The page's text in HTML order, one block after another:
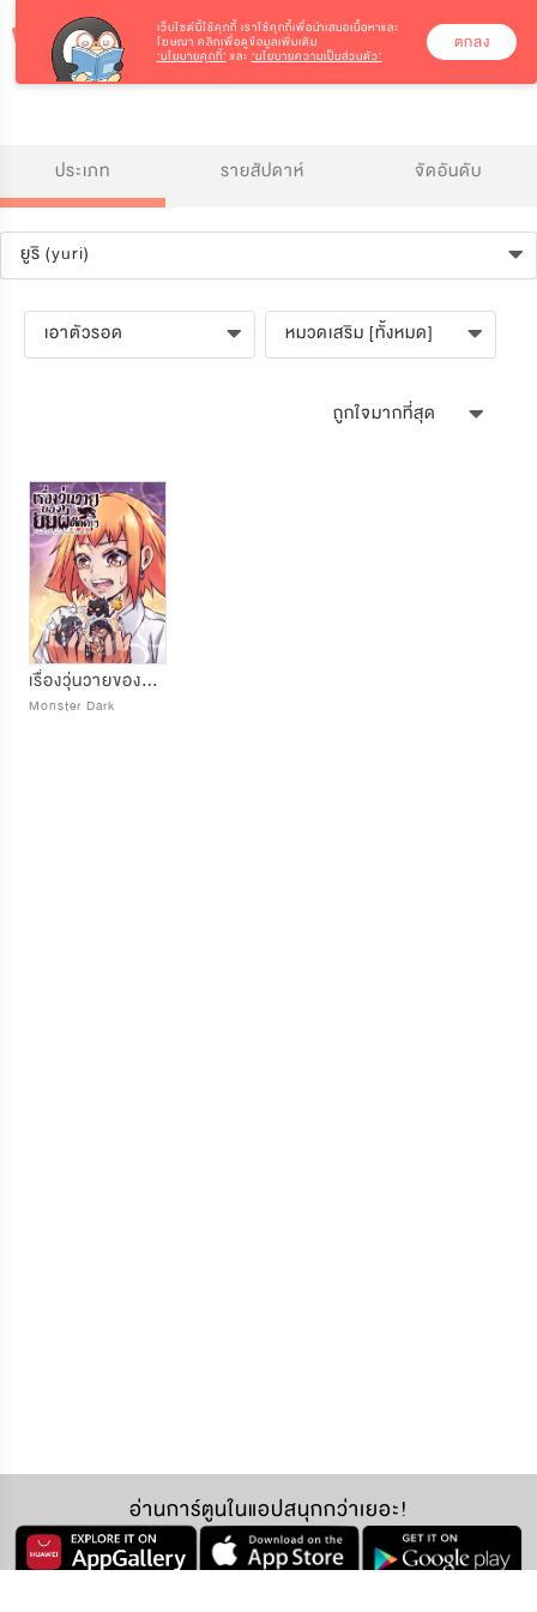
ประเภท รายสัปดาห์ จัดอันดับ
ยูริ (yuri)
เอาตัวรอด หมวดเสริม [ทั้งหมด]
ถูกใจมากที่สุด
เรื่องวุ่นวายของยัยผีตึกครุฯ
Monster Dark
เว็บไซต์นี้ใช้คุกกี้ เราใช้คุกกี้เพื่อนำเสนอเนื้อหาและ
โฆษณา คลิกเพื่อดูข้อมูลเพิ่มเติม
‘นโยบายคุกกี้’ และ ‘นโยบายความเป็นส่วนตัว’
ตกลง
อ่านการ์ตูนในแอปสนุกกว่าเยอะ!